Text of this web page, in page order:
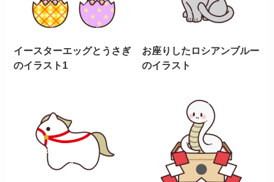
イースターエッグとうさぎ
のイラスト1
お座りしたロシアンブルー
のイラスト